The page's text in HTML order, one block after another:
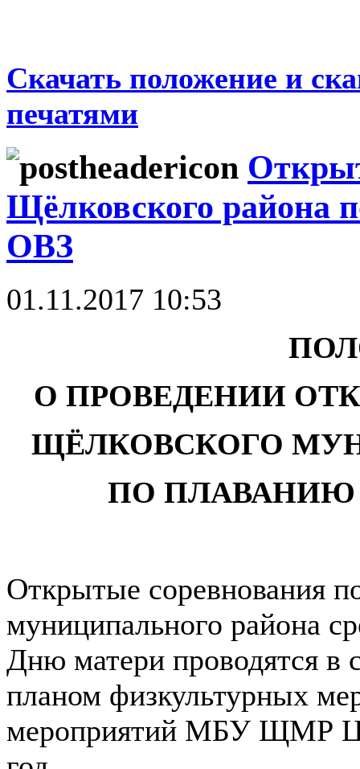
Скачать положение и
печатями
Щёлковского района
ОВЗ
01.11.2017 10:53
О ПРОВЕДЕНИИ
ЩЁЛКОВСКОГО
ПО ПЛАВАНИЮ
Открытые соревнования
муниципального района
Дню матери проводятся в
планом физкультурных
мероприятий МБУ ЩМР